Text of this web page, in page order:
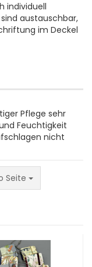
individuell
austauschbar,
im Deckel
Pflege sehr
Feuchtigkeit
nicht
Seite